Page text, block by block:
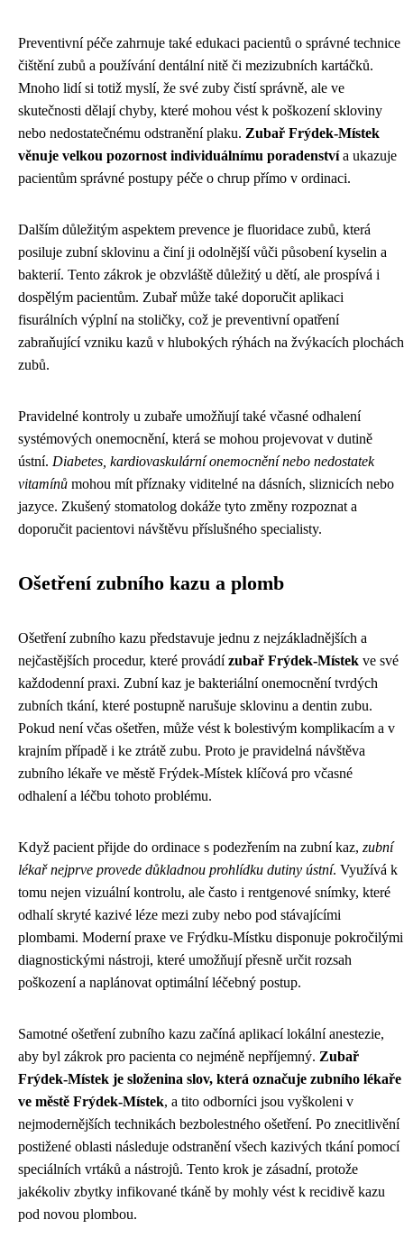
Preventivní péče zahrnuje také edukaci pacientů o správné technice
čištění zubů a používání dentální nitě či mezizubních kartáčků.
Mnoho lidí si totiž myslí, že své zuby čistí správně, ale ve
skutečnosti dělají chyby, které mohou vést k poškození skloviny
nebo nedostatečnému odstranění plaku. Zubař Frýdek-Místek
věnuje velkou pozornost individuálnímu poradenstvía ukazuje
pacientům správné postupy péče o chrup přímo v ordinaci.
Dalším důležitým aspektem prevence je fluoridace zubů, která
posiluje zubní sklovinu a činí ji odolnější vůči působení kyselin a
bakterií. Tento zákrok je obzvláště důležitý u dětí, ale prospívá i
dospělým pacientům. Zubař může také doporučit aplikaci
fisurálních výplní na stoličky, což je preventivní opatření
zabraňující vzniku kazů v hlubokých rýhách na žvýkacích plochách
zubů.
Pravidelné kontroly u zubaře umožňují také včasné odhalení
systémových onemocnění, která se mohou projevovat v dutině
ústní. Diabetes, kardiovaskulární onemocnění nebo nedostatek
vitamínů mohou mít příznaky viditelné na dásních, sliznicích nebo
jazyce. Zkušený stomatolog dokáže tyto změny rozpoznat a
doporučit pacientovi návštěvu příslušného specialisty.
Ošetření zubního kazu a plomb
Ošetření zubního kazu představuje jednu z nejzákladnějších a
nejčastějších procedur, které provádízubař Frýdek-Místek ve své
každodenní praxi. Zubní kaz je bakteriální onemocnění tvrdých
zubních tkání, které postupně narušuje sklovinu a dentin zubu.
Pokud není včas ošetřen, může vést k bolestivým komplikacím a v
krajním případě i ke ztrátě zubu. Proto je pravidelná návštěva
zubního lékaře ve městě Frýdek-Místek klíčová pro včasné
odhalení a léčbu tohoto problému.
Když pacient přijde do ordinace s podezřením na zubní kaz, zubní
lékař nejprve provede důkladnou prohlídku dutiny ústní. Využívá k
tomu nejen vizuální kontrolu, ale často i rentgenové snímky, které
odhalí skryté kazivé léze mezi zuby nebo pod stávajícími
plombami. Moderní praxe ve Frýdku-Místku disponuje pokročilými
diagnostickými nástroji, které umožňují přesně určit rozsah
poškození a naplánovat optimální léčebný postup.
Samotné ošetření zubního kazu začíná aplikací lokální anestezie,
aby byl zákrok pro pacienta co nejméně nepříjemný. Zubař
Frýdek-Místek je složenina slov, která označuje zubního lékaře
ve městě Frýdek-Místek, a tito odborníci jsou vyškoleni v
nejmodernějších technikách bezbolestného ošetření. Po znecitlivění
postižené oblasti následuje odstranění všech kazivých tkání pomocí
speciálních vrtáků a nástrojů. Tento krok je zásadní, protože
jakékoliv zbytky infikované tkáně by mohly vést k recidivě kazu
pod novou plombou.